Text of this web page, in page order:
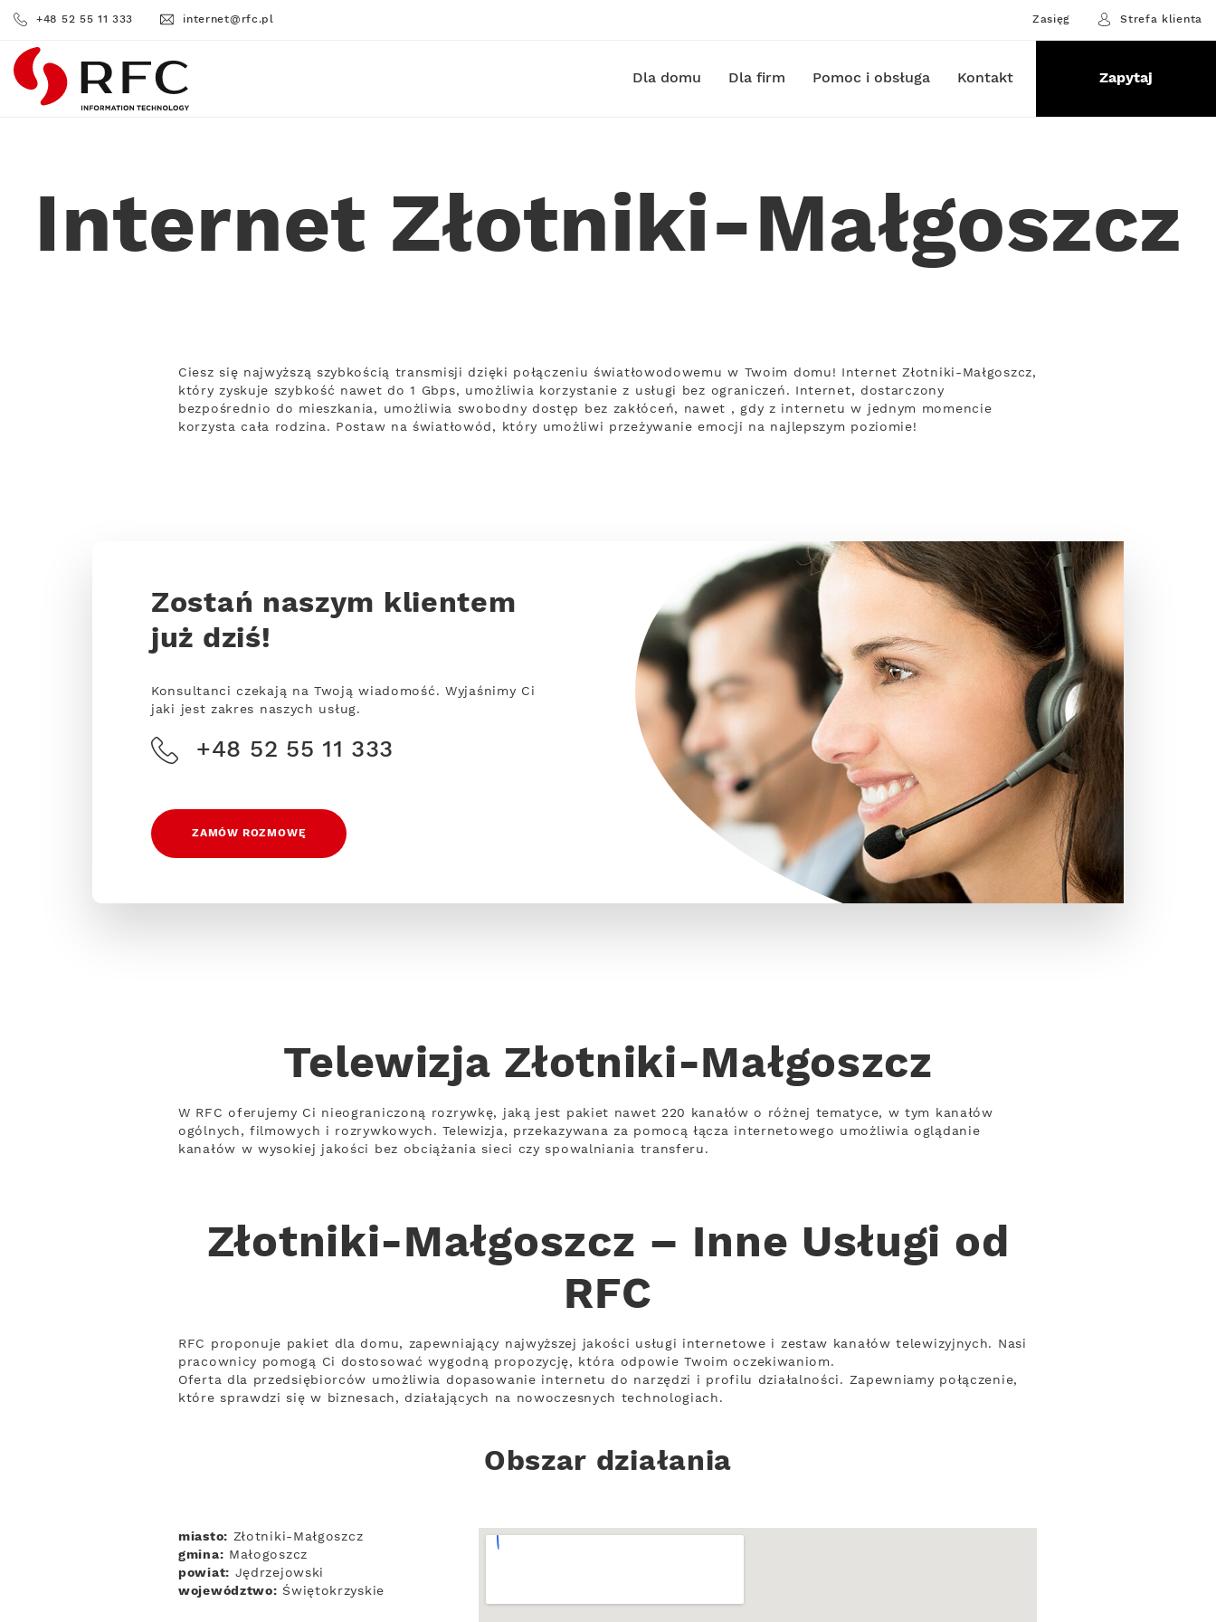
+48 52 55 11 333 internet@rfc.pl Zasięg Strefa klienta
RFC Dla domu Dla firm Pomoc i obsługa Kontakt Zapytaj
Internet Złotniki-Małgoszcz
Ciesz się najwyższą szybkością transmisji dzięki połączeniu światłowodowemu w Twoim domu! Internet Złotniki-Małgoszcz,
który zyskuje szybkość nawet do 1 Gbps, umożliwia korzystanie z usługi bez ograniczeń. Internet, dostarczony
bezpośrednio do mieszkania, umożliwia swobodny dostęp bez zakłóceń, nawet , gdy z internetu w jednym momencie
korzysta cała rodzina. Postaw na światłowód, który umożliwi przeżywanie emocji na najlepszym poziomie!
Zostań naszym klientem
już dziś!
Konsultanci czekają na Twoją wiadomość. Wyjaśnimy Ci
jaki jest zakres naszych usług.
+48 52 55 11 333
ZAMÓW ROZMOWĘ
Telewizja Złotniki-Małgoszcz
W RFC oferujemy Ci nieograniczoną rozrywkę, jaką jest pakiet nawet 220 kanałów o różnej tematyce, w tym kanałów
ogólnych, filmowych i rozrywkowych. Telewizja, przekazywana za pomocą łącza internetowego umożliwia oglądanie
kanałów w wysokiej jakości bez obciążania sieci czy spowalniania transferu.
Złotniki-Małgoszcz – Inne Usługi od
RFC
RFC proponuje pakiet dla domu, zapewniający najwyższej jakości usługi internetowe i zestaw kanałów telewizyjnych. Nasi
pracownicy pomogą Ci dostosować wygodną propozycję, która odpowie Twoim oczekiwaniom.
Oferta dla przedsiębiorców umożliwia dopasowanie internetu do narzędzi i profilu działalności. Zapewniamy połączenie,
które sprawdzi się w biznesach, działających na nowoczesnych technologiach.
Obszar działania
miasto: Złotniki-Małgoszcz
gmina: Małogoszcz
powiat: Jędrzejowski
województwo: Świętokrzyskie